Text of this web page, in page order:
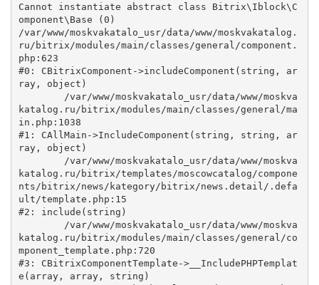
Cannot instantiate abstract class Bitrix\Iblock\C
omponent\Base (0)
/var/www/moskvakatalo_usr/data/www/moskvakatalog.
ru/bitrix/modules/main/classes/general/component.
php:623
#0: CBitrixComponent->includeComponent(string, ar
ray, object)
katalog.ru/bitrix/modules/main/classes/general/ma
in.php:1038
#1: CAllMain->IncludeComponent(string, string, ar
ray, object)
katalog.ru/bitrix/templates/moscowcatalog/compone
nts/bitrix/news/kategory/bitrix/news.detail/.defa
ult/template.php:15
#2: include(string)
katalog.ru/bitrix/modules/main/classes/general/co
mponent_template.php:720
#3: CBitrixComponentTemplate->__IncludePHPTemplat
e(array, array, string)